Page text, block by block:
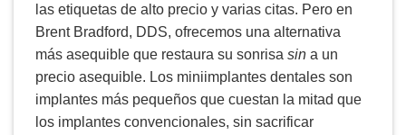
las etiquetas de alto precio y varias citas. Pero en
Brent Bradford, DDS, ofrecemos una alternativa
más asequible que restaura su sonrisa sin a un
precio asequible. Los miniimplantes dentales son
implantes más pequeños que cuestan la mitad que
los implantes convencionales, sin sacrificar